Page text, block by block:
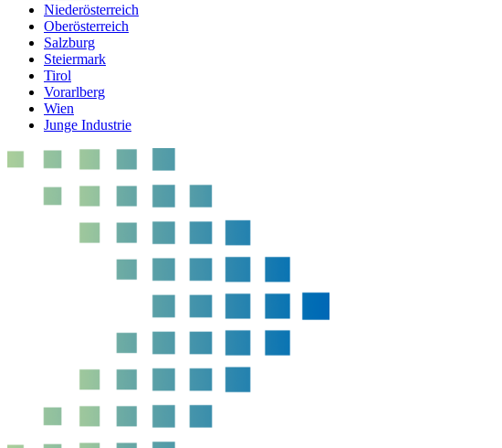
Niederösterreich
Oberösterreich
Salzburg
Steiermark
Tirol
Vorarlberg
Wien
Junge Industrie